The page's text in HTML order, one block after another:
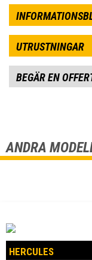
UTRUSTNINGAR
BEGÄR EN
ANDRA
HERCULES